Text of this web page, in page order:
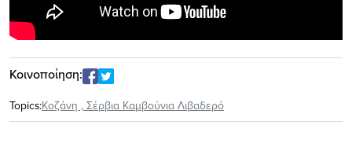
Κοινοποίηση:
Topics:Κοζάνη , Σέρβια Καμβούνια Λιβαδερό